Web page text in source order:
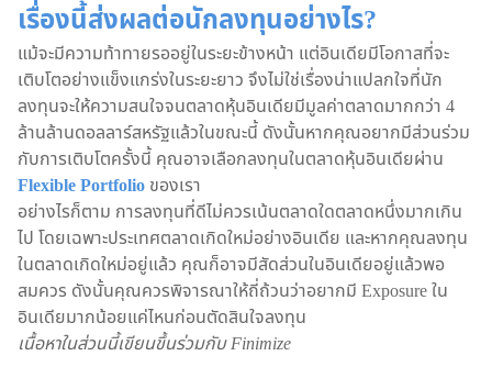
เรื่องนี้ส่งผลต่อนักลงทุนอย่างไร?
แม้จะมีความท้าทายรออยู่ในระยะข้างหน้า แต่อินเดียมีโอกาสที่จะ
เติบโตอย่างแข็งแกร่งในระยะยาว จึงไม่ใช่เรื่องน่าแปลกใจที่นัก
ลงทุนจะให้ความสนใจจนตลาดหุ้นอินเดียมีมูลค่าตลาดมากกว่า 4
ล้านล้านดอลลาร์สหรัฐแล้วในขณะนี้ ดังนั้นหากคุณอยากมีส่วนร่วม
กับการเติบโตครั้งนี้ คุณอาจเลือกลงทุนในตลาดหุ้นอินเดียผ่าน
Flexible Portfolio ของเรา
อย่างไรก็ตาม การลงทุนที่ดีไม่ควรเน้นตลาดใดตลาดหนึ่งมากเกิน
ไป โดยเฉพาะประเทศตลาดเกิดใหม่อย่างอินเดีย และหากคุณลงทุน
ในตลาดเกิดใหม่อยู่แล้ว คุณก็อาจมีสัดส่วนในอินเดียอยู่แล้วพอ
สมควร ดังนั้นคุณควรพิจารณาให้ถี่ถ้วนว่าอยากมี Exposure ใน
อินเดียมากน้อยแค่ไหนก่อนตัดสินใจลงทุน
เนื้อหาในส่วนนี้เขียนขึ้นร่วมกับ Finimize